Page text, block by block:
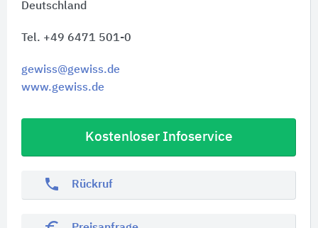
Deutschland
Tel. +49 6471 501-0
gewiss@gewiss.de
www.gewiss.de
Kostenloser Infoservice
phone Rückruf